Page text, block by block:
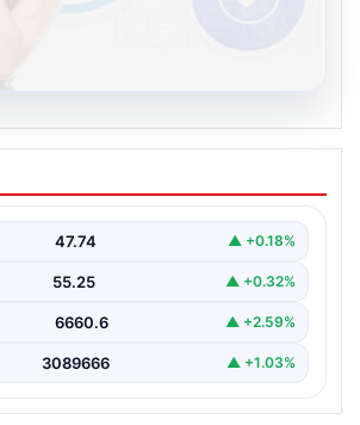
İle Dijital İletişimin Seviyeli
Deneyimi
hassasiyet ifade etmektedir.
47.74 ▲ +0.18%
55.25 ▲ +0.32%
6660.6 ▲ +2.59%
3089666 ▲ +1.03%